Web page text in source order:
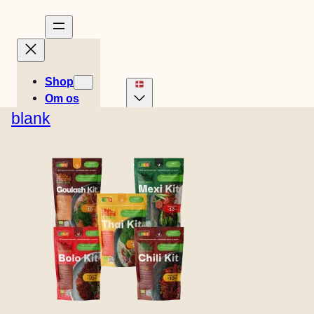
Shop
blank
Om os
Historier
Meals
Find
forhandler
Kontakt
B2B
Svensk
Engelsk (UK)
Fransk
Italiensk
Finsk